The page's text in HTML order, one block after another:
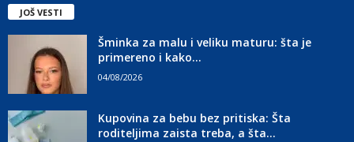
JOŠ VESTI
Šminka za malu i veliku maturu: šta je
primereno i kako...
04/08/2026
Kupovina za bebu bez pritiska: Šta
roditeljima zaista treba, a šta...